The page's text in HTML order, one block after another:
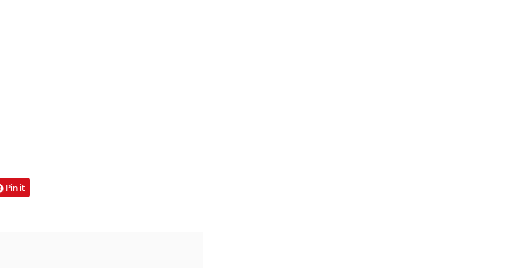
Pin it